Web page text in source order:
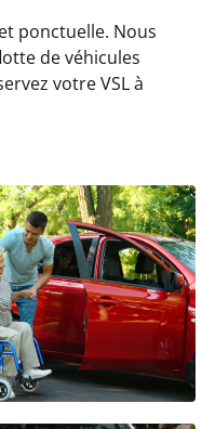
ponctuelle. Nous
de véhicules
votre VSL à